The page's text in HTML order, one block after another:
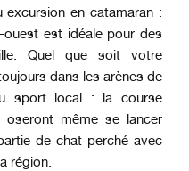
excursion en catamaran :
est idéale pour des
Quel que soit votre
dans les arènes de
sport local : la course
oseront même se lancer
de chat perché avec
région.